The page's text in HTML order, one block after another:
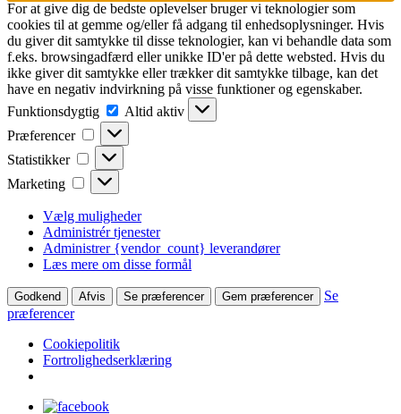
For at give dig de bedste oplevelser bruger vi teknologier som
cookies til at gemme og/eller få adgang til enhedsoplysninger. Hvis
du giver dit samtykke til disse teknologier, kan vi behandle data som
f.eks. browsingadfærd eller unikke ID'er på dette websted. Hvis du
ikke giver dit samtykke eller trækker dit samtykke tilbage, kan det
have en negativ indvirkning på visse funktioner og egenskaber.
Funktionsdygtig
Funktionsdygtig
Altid aktiv
Præferencer
Præferencer
Statistikker Statistikker
Marketing Marketing
Vælg muligheder
Administrér tjenester
Administrer {vendor_count} leverandører
Læs mere om disse formål
Godkend Afvis Se præferencer Gem præferencer
Se
præferencer
Cookiepolitik
Fortrolighedserklæring